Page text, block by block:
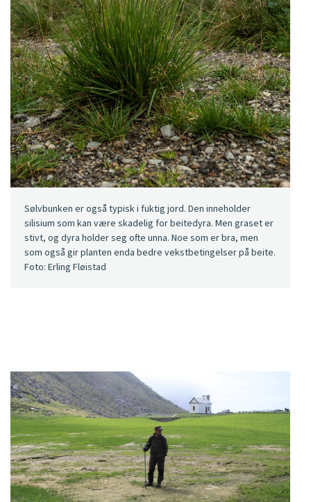
Sølvbunken er også typisk i fuktig jord. Den inneholder
silisium som kan være skadelig for beitedyra. Men graset er
stivt, og dyra holder seg ofte unna. Noe som er bra, men
som også gir planten enda bedre vekstbetingelser på beite.
Foto: Erling Fløistad